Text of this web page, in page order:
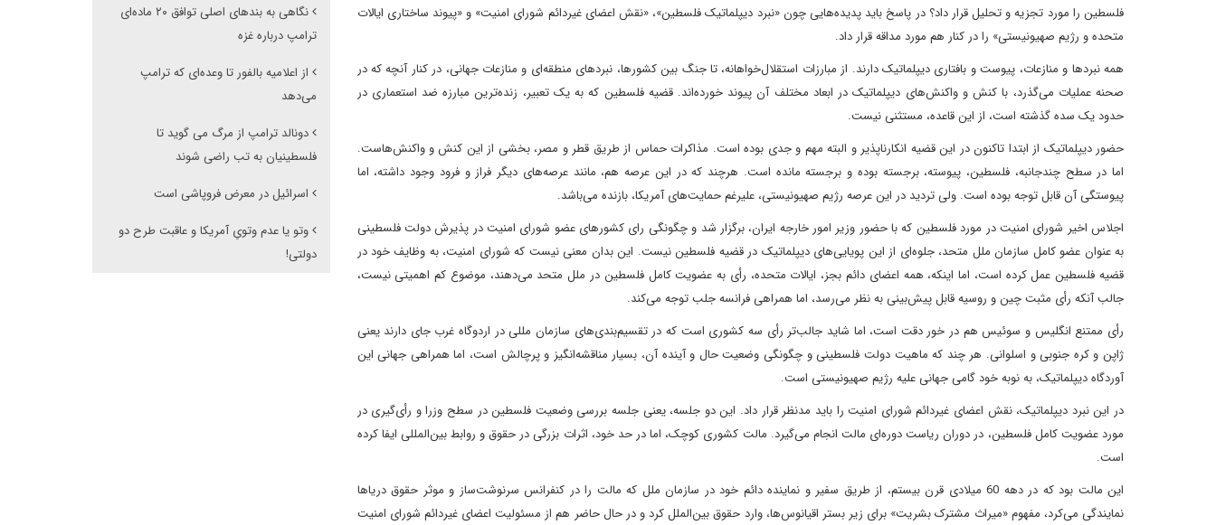
فلسطین را مورد تجزیه و تحلیل قرار داد؟ در پاسخ باید پدیده‌هایی چون «نبرد دیپلماتیک فلسطین»، «نقش اعضای غیردائم شورای امنیت» و «پیوند ساختاری ایالات
متحده و رژیم صهیونیستی» را در کنار هم مورد مداقه قرار داد.
همه نبردها و منازعات، پیوست و بافتاری دیپلماتیک دارند. از مبارزات استقلال‌خواهانه، تا جنگ بین کشورها، نبردهای منطقه‌ای و منازعات جهانی، در کنار آنچه که در
صحنه عملیات می‌گذرد، با کنش و واکنش‌های دیپلماتیک در ابعاد مختلف آن پیوند خورده‌‌‌اند. قضیه فلسطین که به یک تعبیر، زنده‌ترین مبارزه ضد استعماری در
حدود یک سده گذشته است، از این قاعده، مستثنی نیست.
حضور دیپلماتیک از ابتدا تاکنون در این قضیه انکارناپذیر و البته مهم و جدی بوده است. مذاکرات حماس از طریق قطر و مصر، بخشی از این کنش و واکنش‌هاست.
اما در سطح چندجانبه، فلسطین، پیوسته، برجسته‌ بوده و برجسته مانده است. هرچند که در این عرصه هم، مانند عرصه‌های دیگر فراز و فرود وجود داشته، اما
پیوستگی آن قابل توجه بوده است. ولی تردید در این عرصه رژیم صهیونیستی، علیرغم حمایت‌های آمریکا، بازنده می‌باشد.
اجلاس اخیر شورای امنیت در مورد فلسطین که با حضور وزیر امور خارجه ایران، برگزار شد و چگونگی رای کشورهای عضو شورای امنیت در پذیرش دولت فلسطینی
به عنوان عضو کامل سازمان ملل متحد، جلوه‌ای از این پویایی‌های دیپلماتیک در قضیه فلسطین نیست. این بدان معنی نیست که شورای امنیت، به وظایف خود در
قضیه فلسطین عمل کرده است، اما اینکه، همه اعضای دائم بجز، ایالات متحده، رأی به عضویت کامل فلسطین در ملل متحد می‌دهند، موضوع کم اهمیتی نیست،
جالب آنکه رأی مثبت چین و روسیه قابل پیش‌بینی به نظر می‌رسد، اما همراهی فرانسه جلب توجه می‌کند.
رأی ممتنع انگلیس و سوئیس هم در خور دقت است، اما شاید جالب‌تر رأی سه کشوری است که در تقسیم‌بندی‌های سازمان مللی در اردوگاه غرب جای دارند یعنی
ژاپن و کره جنوبی و اسلوانی. هر چند که ماهیت دولت فلسطینی و چگونگی وضعیت حال و آینده آن، بسیار مناقشه‌انگیز و پرچالش است، اما همراهی جهانی این
آوردگاه دیپلماتیک، به نوبه خود گامی جهانی علیه رژیم صهیونیستی است.
در این نبرد دیپلماتیک، نقش اعضای غیردائم شورای امنیت را باید مدنظر قرار داد. این دو جلسه، یعنی جلسه بررسی وضعیت فلسطین در سطح وزرا و رأی‌گیری در
مورد عضویت کامل فلسطین، در دوران ریاست دوره‌ای مالت انجام می‌گیرد. مالت کشوری کوچک، اما در حد خود، اثرات بزرگی در حقوق و روابط بین‌المللی ایفا کرده
است.
این مالت بود که در دهه 60 میلادی قرن بیستم، از طریق سفیر و نماینده دائم خود در سازمان ملل که مالت را در کنفرانس سرنوشت‌ساز و موثر حقوق‌ دریاها
نمایندگی می‌کرد، مفهوم «میراث مشترک بشریت» برای زیر بستر اقیانوس‌ها، وارد حقوق بین‌الملل کرد و در حال حاضر هم از مسئولیت اعضای غیردائم شورای امنیت
نگاهی به بندهای اصلی توافق ۲۰ ماده‌ای
ترامپ درباره غزه
از اعلامیه بالفور تا وعده‌ای که ترامپ
می‌دهد
دونالد ترامپ از مرگ می گوید تا
فلسطینیان به تب راضی شوند
اسرائیل در معرض فروپاشی است
وتو یا عدم وتویِ آمریکا و عاقبت طرح دو
دولتی!